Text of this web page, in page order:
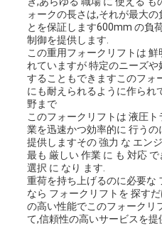
ォークの長さは,それが最大
とを保証します600mm の負
制御を提供します.
この重用フォークリフトは
れていますが 特定のニーズ
することもできますこのフォ
にも耐えられるように作られ
野まで
このフォークリフトは 液圧
業を迅速かつ効率的に 行う
提供しますその 強力 な エン
最も 厳しい 作業 に も 対応
選択 に なり ます.
重荷を持ち上げるのに必要な
なら フォークリフトを 探す
の高い性能でこのフォークリ
て,信頼性の高いサービスを提